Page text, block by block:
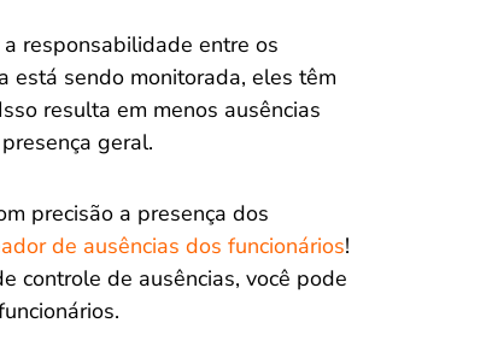
responsabilidade entre os
está sendo monitorada, eles têm
resulta em menos ausências
geral.
precisão a presença dos
de ausências dos funcionários!
controle de ausências, você pode